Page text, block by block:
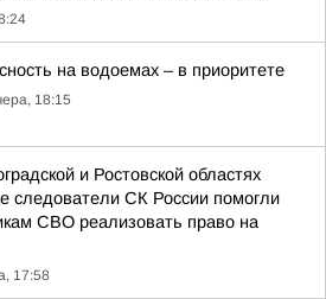
на водоемах – в приоритете
18:15
и Ростовской областях
следователи СК России помогли
СВО реализовать право на
17:58